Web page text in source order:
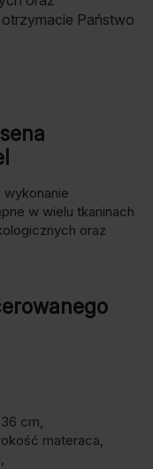
Państwo
wykonanie
w wielu tkaninach
oraz
cm,
materaca,